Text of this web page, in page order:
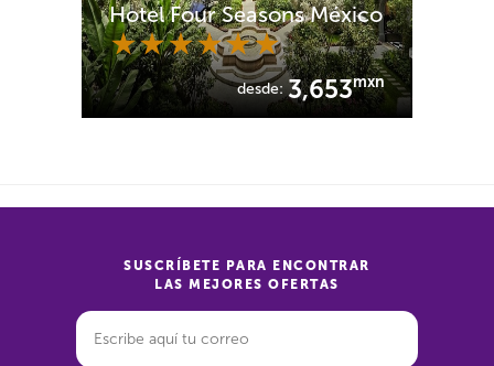
Hotel Four Seasons México
desde: 3,653mxn
SUSCRÍBETE PARA ENCONTRAR
LAS MEJORES OFERTAS